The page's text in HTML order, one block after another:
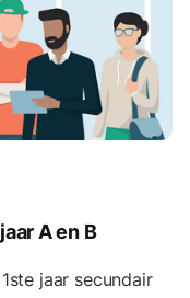
A en B
jaar secundair